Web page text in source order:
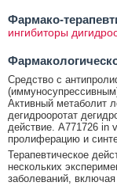
Фармако-
ингибиторы
Средство с
Активный метаболит
дегидрооротат
действие. А771726 in
пролиферацию и
Терапевтическое
нескольких
заболеваний,